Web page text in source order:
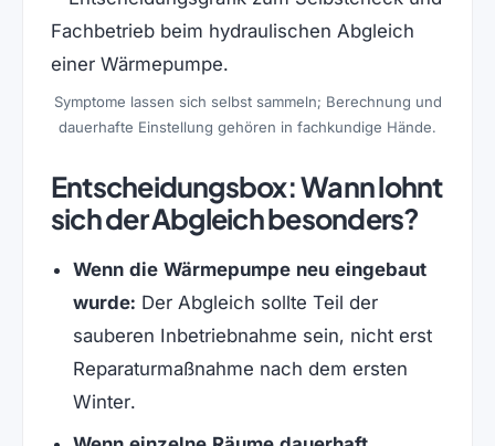
Symptome lassen sich selbst sammeln; Berechnung und
dauerhafte Einstellung gehören in fachkundige Hände.
Entscheidungsbox: Wann lohnt
sich der Abgleich besonders?
Wenn die Wärmepumpe neu eingebaut
wurde: Der Abgleich sollte Teil der
sauberen Inbetriebnahme sein, nicht erst
Reparaturmaßnahme nach dem ersten
Winter.